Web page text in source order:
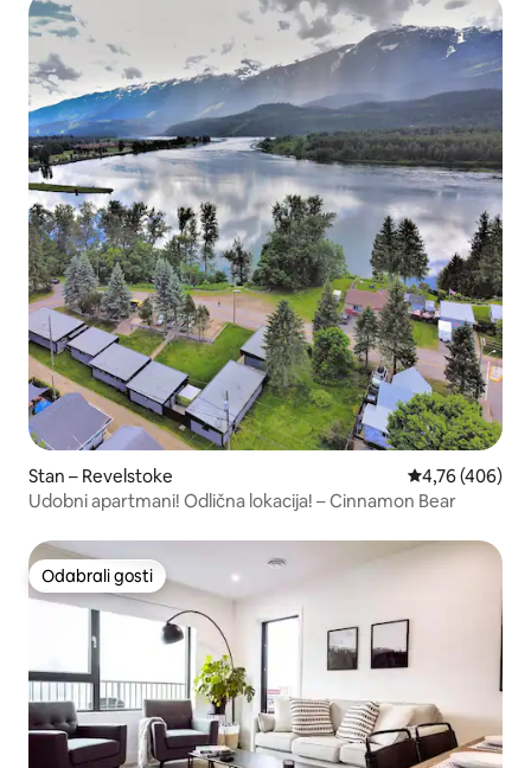
Stan – Revelstoke Prosječna
4,76 (406)
Udobni apartmani! Odlična lokacija! – Cinnamon Bear
Odabrali gosti
Odabrali gosti